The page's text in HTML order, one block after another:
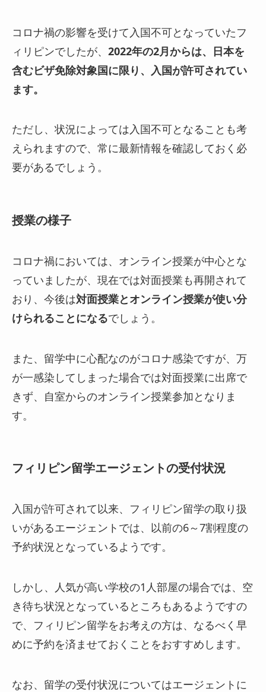
コロナ禍の影響を受けて入国不可となっていたフ
ィリピンでしたが、 2022年の2月からは、日本を
含むビザ免除対象国に限り、入国が許可されてい
ます。
ただし、状況によっては入国不可となることも考
えられますので、常に最新情報を確認しておく必
要があるでしょう。
授業の様子
コロナ禍においては、オンライン授業が中心とな
っていましたが、現在では対面授業も再開されて
おり、今後は対面授業とオンライン授業が使い分
けられることになるでしょう。
また、留学中に心配なのがコロナ感染ですが、万
が一感染してしまった場合では対面授業に出席で
きず、自室からのオンライン授業参加となりま
す。
フィリピン留学エージェントの受付状況
入国が許可されて以来、フィリピン留学の取り扱
いがあるエージェントでは、以前の6～7割程度の
予約状況となっているようです。
しかし、人気が高い学校の1人部屋の場合では、空
き待ち状況となっているところもあるようですの
で、フィリピン留学をお考えの方は、なるべく早
めに予約を済ませておくことをおすすめします。
なお、留学の受付状況についてはエージェントに